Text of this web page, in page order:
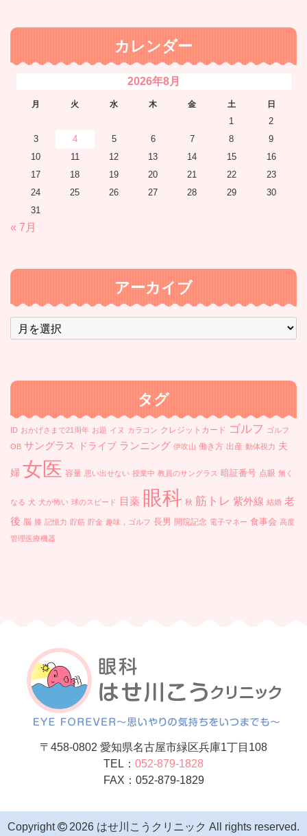
カレンダー
2026年8月
月 火 水 木 金 土 日
1
2
3
4 5 6 7 8
9
10
11 12 13 14 15
16
17
18 19 20 21 22
23
24
25 26 27 28 29
30
31
« 7月
アーカイブ
ア
ー
ブ
タグ
ID おかげさまで21周年 お題 イヌ カラコン クレジットカード ゴルフ ゴルフ
OB サングラス ドライブ ランニング 伊吹山 働き方 出産 動体視力 夫
婦 女医 容量 思い出せない 授業中 教員のサングラス 暗証番号 点眼 無く
なる 犬 犬が怖い 球のスピード 目薬 眼科 秋 筋トレ 紫外線 結婚 老
後 脳 膝 記憶力 貯筋 貯金 趣味，ゴルフ 長男 開院記念 電子マネー 食事会 高度
管理医療機器
〒458-0802 愛知県名古屋市緑区兵庫1丁目108
TEL： 052-879-1828
FAX：052-879-1829
Copyright 2026 はせ川こうクリニック All rights reserved.